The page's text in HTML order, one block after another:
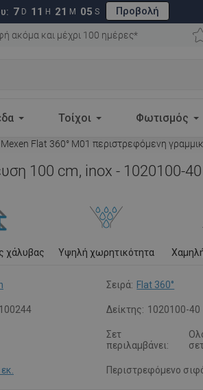
7 D 11 H 21 M 04 S Προβολή
ακόμα και μέχρι 100 ημέρες*
Τοίχοι Φωτισμός
Mexen Flat 360° M01 περιστρεφόμενη
100 cm, inox - 1020100-40
χάλυβας Υψηλή χωρητικότητα
Σειρά: Flat 360°
Δείκτης: 1020100-40
Σετ
περιλαμβάνει:
Περιστρεφόμενο